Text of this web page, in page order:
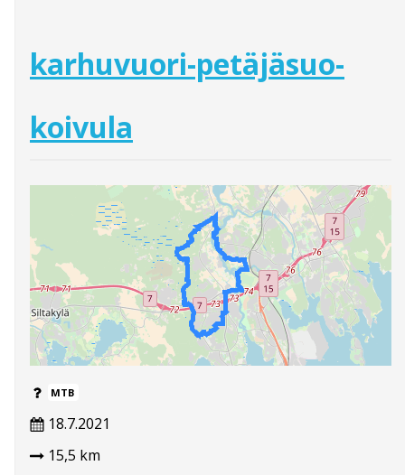
karhuvuori-petäjäsuo-
koivula
MTB
18.7.2021
15,5 km